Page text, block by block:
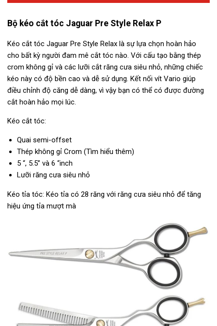
Bộ kéo cắt tóc Jaguar Pre Style Relax P
Kéo cắt tóc Jaguar Pre Style Relax là sự lựa chọn hoàn hảo
cho bất kỳ người đam mê cắt tóc nào. Với cấu tạo bằng thép
crom không gỉ và các lưỡi cắt răng cưa siêu nhỏ, những chiếc
kéo này có độ bền cao và dễ sử dụng. Kết nối vít Vario giúp
điều chỉnh độ căng dễ dàng, vì vậy bạn có thể có được đường
cắt hoàn hảo mọi lúc.
Kéo cắt tóc:
Quai semi-offset
Thép không gỉ Crom (Tìm hiểu thêm)
5 “, 5.5” và 6 “inch
Lưỡi răng cưa siêu nhỏ
Kéo tỉa tóc: Kéo tỉa có 28 răng với răng cưa siêu nhỏ để tăng
hiệu ứng tỉa mượt mà